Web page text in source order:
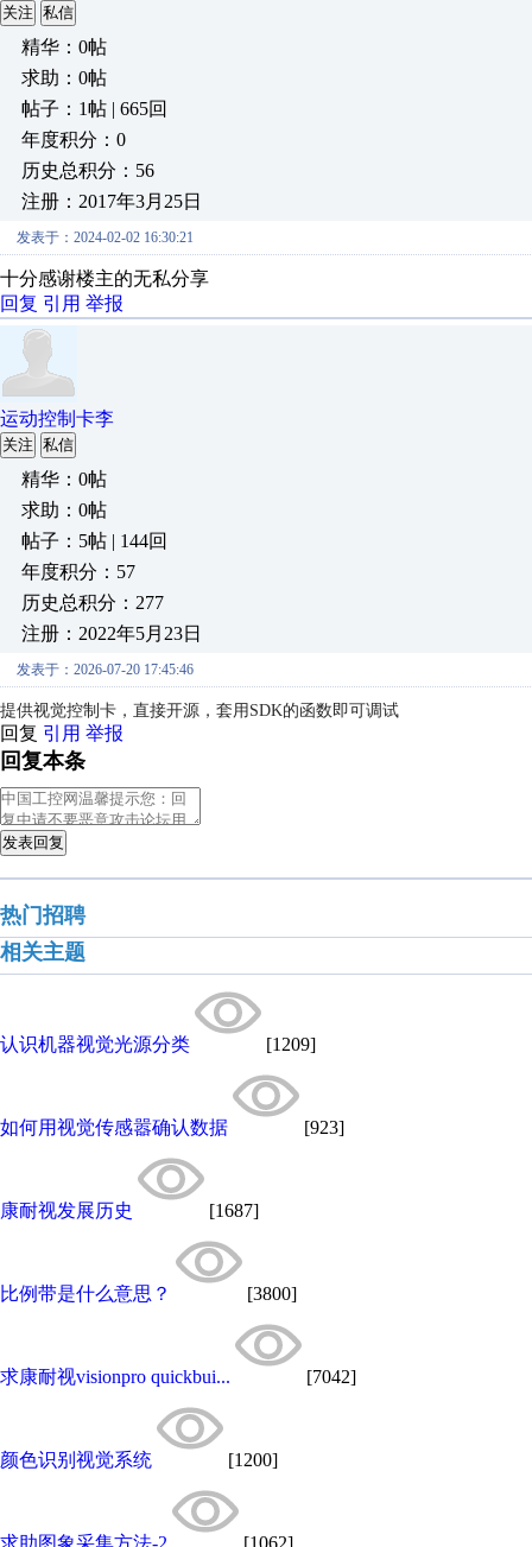
关注 私信
精华：0帖
求助：0帖
帖子：1帖 | 665回
年度积分：0
历史总积分：56
注册：2017年3月25日
发表于：2024-02-02 16:30:21
十分感谢楼主的无私分享
回复 引用 举报
运动控制卡李
关注 私信
精华：0帖
求助：0帖
帖子：5帖 | 144回
年度积分：57
历史总积分：277
注册：2022年5月23日
发表于：2026-07-20 17:45:46
提供视觉控制卡，直接开源，套用SDK的函数即可调试
回复 引用 举报
回复本条
发表回复
热门招聘
相关主题
认识机器视觉光源分类 [1209]
如何用视觉传感嚣确认数据 [923]
康耐视发展历史 [1687]
比例带是什么意思？ [3800]
求康耐视visionpro quickbui... [7042]
颜色识别视觉系统 [1200]
求助图象采集方法-2 [1062]